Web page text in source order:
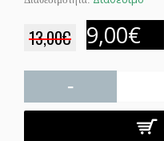
13,00€ 9,00€
-